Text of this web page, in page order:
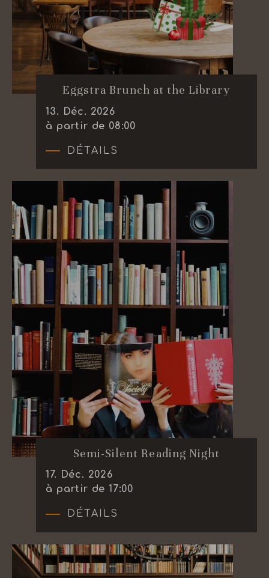
Eggstra Brunch at the Library
13. Déc. 2026
à partir de 08:00
DÉTAILS
Semi-Silent Reading Night
17. Déc. 2026
à partir de 17:00
DÉTAILS